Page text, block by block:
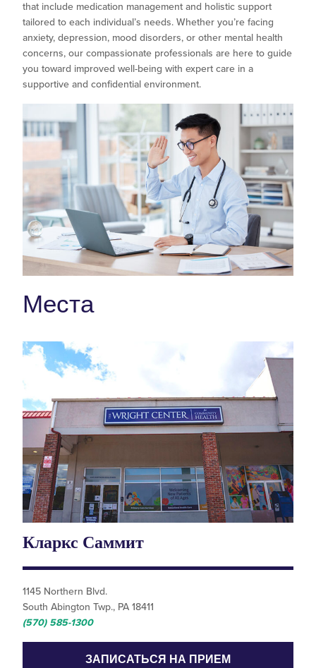
that include medication management and holistic support
tailored to each individual’s needs. Whether you’re facing
anxiety, depression, mood disorders, or other mental health
concerns, our compassionate professionals are here to guide
you toward improved well-being with expert care in a
supportive and confidential environment.
Места
Кларкс Саммит
1145 Northern Blvd.
South Abington Twp., PA 18411
(570) 585-1300
ЗАПИСАТЬСЯ НА ПРИЕМ